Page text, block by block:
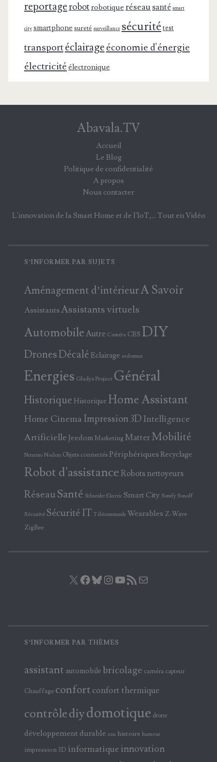
reportagerobotrobotique réseausanté smart
city smartphone sureté surveillance sécuritétest
transportéclairageéconomie d'énergie
électricité électronique
Abavala.TV
Accueil
Le Blog
Politique de confidentialité
A propos
Nous contacter
L'innovation de la Smart Home et de l'IoT,... Tout en Vidéo
S’INFORMER PAR SUJETS
Aménagement d’intérieurA Savoir
AssistantsAssistants virtuels
AutomobileAutre Caméra CES DIY
DronesDécalé Eclairage eedomus
Energies Gladys Project Général
Historique Historique Home Assistant
Home Cinema Impression 3DIntelligence
Artificielle Jeedom Marketing Matter Mobilité
Netatmo Nodon Objets connectés PériphériquesRecyclage
Robot d'assistance Robots nettoyeurs
RéseauSanté Schneider Electric Smart City Somfy Sonoff
Sécurité Sécurité IT Télécommande Wearables Z-Wave
ZigBee
X Facebook
Bluesky
Instagram
YouTube
Flux RSS
S’INFORMER PAR THÈMES
assistant automobile bricolage caméra capteur
Chauffage confort confort thermique
contrôlediydomotique drone
développement durable eau histoire humour
impression 3D informatique innovation